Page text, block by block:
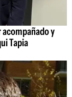
y
Tapia